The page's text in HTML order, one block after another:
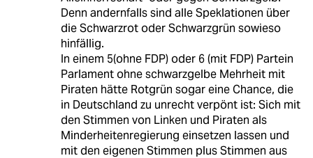
Denn andernfalls sind alle Speklationen über
die Schwarzrot oder Schwarzgrün sowieso
hinfällig.
In einem 5(ohne FDP) oder 6 (mit FDP) Partein
Parlament ohne schwarzgelbe Mehrheit mit
Piraten hätte Rotgrün sogar eine Chance, die
in Deutschland zu unrecht verpönt ist: Sich mit
den Stimmen von Linken und Piraten als
Minderheitenregierung einsetzen lassen und
mit den eigenen Stimmen plus Stimmen aus